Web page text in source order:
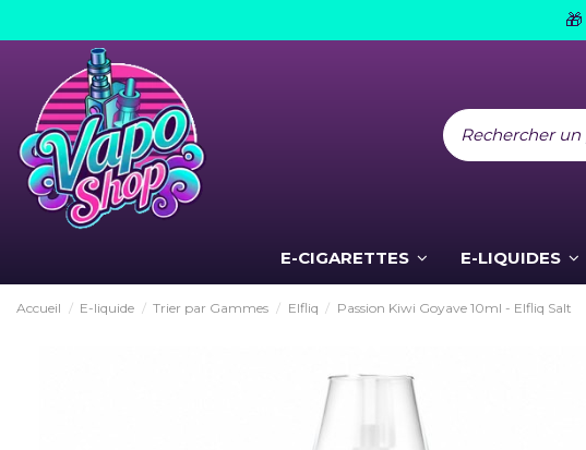
🎁
E-CIGARETTES E-LIQUIDES
Accueil E-liquide Trier par Gammes Elfliq Passion Kiwi Goyave 10ml - Elfliq Salt